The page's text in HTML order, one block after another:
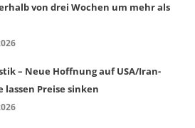
von drei Wochen um mehr als
– Neue Hoffnung auf USA/Iran-
lassen Preise sinken